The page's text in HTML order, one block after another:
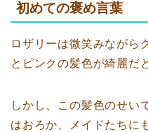
初めての褒め言葉
ロザリーは微笑みながら
とピンクの髪色が綺麗だ
しかし、この髪色のせい
はおろか、メイドたちに